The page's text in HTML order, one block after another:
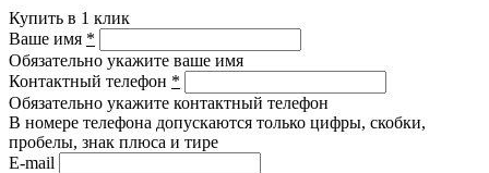
Купить в 1 клик
Ваше имя *
Обязательно укажите ваше имя
Контактный телефон *
Обязательно укажите контактный телефон
В номере телефона допускаются только цифры, скобки,
пробелы, знак плюса и тире
E-mail